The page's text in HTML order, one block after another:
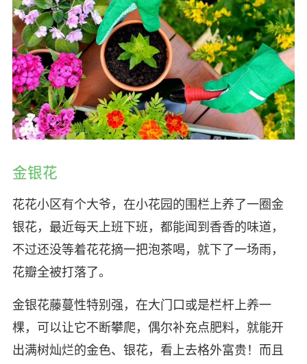
金银花
花花小区有个大爷，在小花园的围栏上养了一圈金
银花，最近每天上班下班，都能闻到香香的味道，
不过还没等着花花摘一把泡茶喝，就下了一场雨，
花瓣全被打落了。
金银花藤蔓性特别强，在大门口或是栏杆上养一
棵，可以让它不断攀爬，偶尔补充点肥料，就能开
出满树灿烂的金色、银花，看上去格外富贵！而且